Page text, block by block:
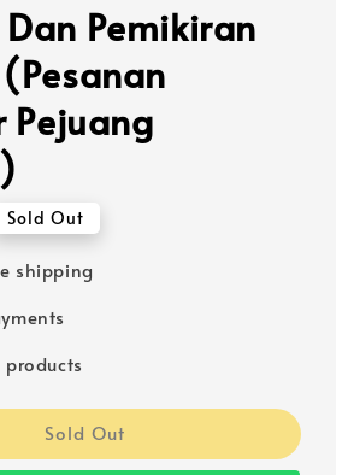
Pemikiran
Pejuang
Sold Out
shipping
Sold Out